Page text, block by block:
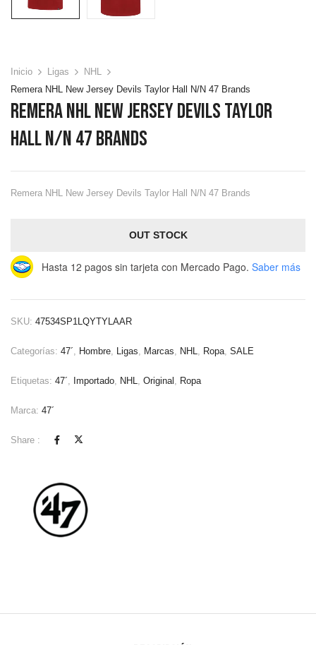
Inicio Ligas
NHL
Remera NHL New Jersey Devils Taylor Hall N/N 47 Brands
Remera NHL New Jersey Devils Taylor
Hall N/N 47 Brands
Remera NHL New Jersey Devils Taylor Hall N/N 47 Brands
OUT STOCK
Hasta 12 pagos sin tarjeta con Mercado Pago. Saber más
SKU: 47534SP1LQYTYLAAR
Categorías: 47´, Hombre, Ligas, Marcas, NHL, Ropa, SALE
Etiquetas: 47´, Importado, NHL, Original , Ropa
Marca: 47´
Share :